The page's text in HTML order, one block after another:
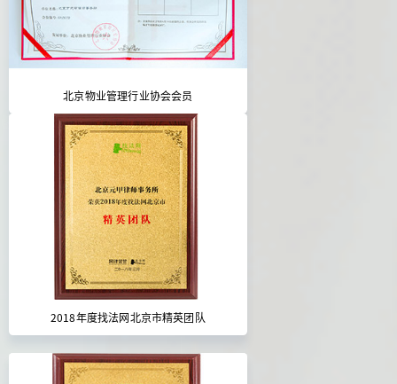
北京物业管理行业协会会员
2018年度找法网北京市精英团队